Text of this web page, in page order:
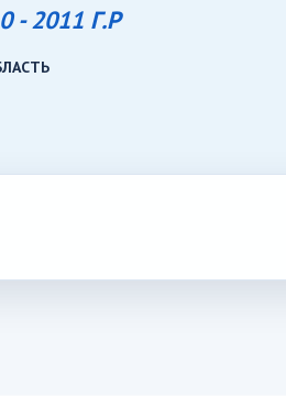
- 2011 Г.Р